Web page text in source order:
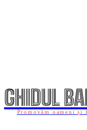
GHIDUL
Promovăm oameni și